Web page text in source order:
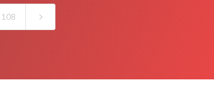
108 5